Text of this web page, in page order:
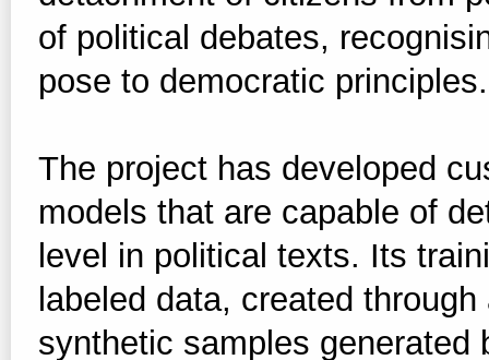
of political debates,
pose to democratic principles.
The project has developed
models that are capable of
level in political texts. Its
labeled data, created
synthetic samples generated